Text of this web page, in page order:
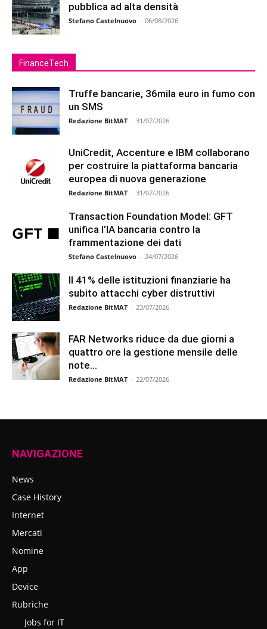
pubblica ad alta densità
Stefano Castelnuovo - 06/08/2026
FinanceTech
Truffe bancarie, 36mila euro in fumo con
un SMS
Redazione BitMAT - 31/07/2026
UniCredit, Accenture e IBM collaborano
per costruire la piattaforma bancaria
europea di nuova generazione
Redazione BitMAT - 31/07/2026
Transaction Foundation Model: GFT
unifica l’IA bancaria contro la
frammentazione dei dati
Stefano Castelnuovo - 24/07/2026
Il 41% delle istituzioni finanziarie ha
subito attacchi cyber distruttivi
Redazione BitMAT - 23/07/2026
FAR Networks riduce da due giorni a
quattro ore la gestione mensile delle
note...
Redazione BitMAT - 22/07/2026
NAVIGAZIONE
News
Case History
Internet
Mercati
Nomine
App
Device
Rubriche
Jobs for IT